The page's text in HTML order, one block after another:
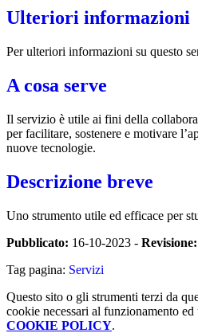
Ulteriori informazioni
Per ulteriori informazioni su questo
A cosa serve
Il servizio è utile ai fini della
per facilitare, sostenere e motivare
nuove tecnologie.
Descrizione breve
Uno strumento utile ed efficace per
Pubblicato: 16-10-2023 - Revisione:
Tag pagina: Servizi
Questo sito o gli strumenti terzi da
cookie necessari al funzionamento
COOKIE POLICY.